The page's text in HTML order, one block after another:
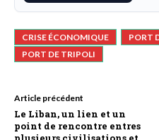
CRISE ÉCONOMIQUE
PORT
PORT DE TRIPOLI
Article précédent
Le Liban, un lien et un
point de rencontre entres